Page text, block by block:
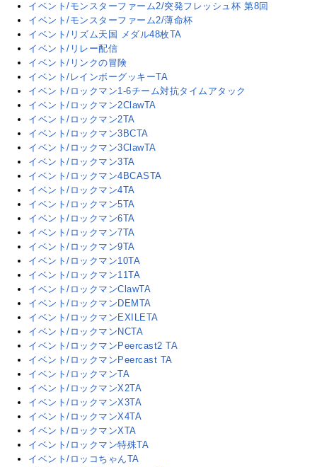
イベント/モンスターファーム2/突発フレッシュ杯 第8回
イベント/モンスターファーム2/薄命杯
イベント/リズム天国 メダル48枚TA
イベント/リレー配信
イベント/リンクの冒険
イベント/レインボーグッキーTA
イベント/ロックマン1-6チーム対抗タイムアタック
イベント/ロックマン2ClawTA
イベント/ロックマン2TA
イベント/ロックマン3BCTA
イベント/ロックマン3ClawTA
イベント/ロックマン3TA
イベント/ロックマン4BCASTA
イベント/ロックマン4TA
イベント/ロックマン5TA
イベント/ロックマン6TA
イベント/ロックマン7TA
イベント/ロックマン9TA
イベント/ロックマン10TA
イベント/ロックマン11TA
イベント/ロックマンClawTA
イベント/ロックマンDEMTA
イベント/ロックマンEXILETA
イベント/ロックマンNCTA
イベント/ロックマンPeercast2 TA
イベント/ロックマンPeercast TA
イベント/ロックマンTA
イベント/ロックマンX2TA
イベント/ロックマンX3TA
イベント/ロックマンX4TA
イベント/ロックマンXTA
イベント/ロックマン特殊TA
イベント/ロッコちゃんTA